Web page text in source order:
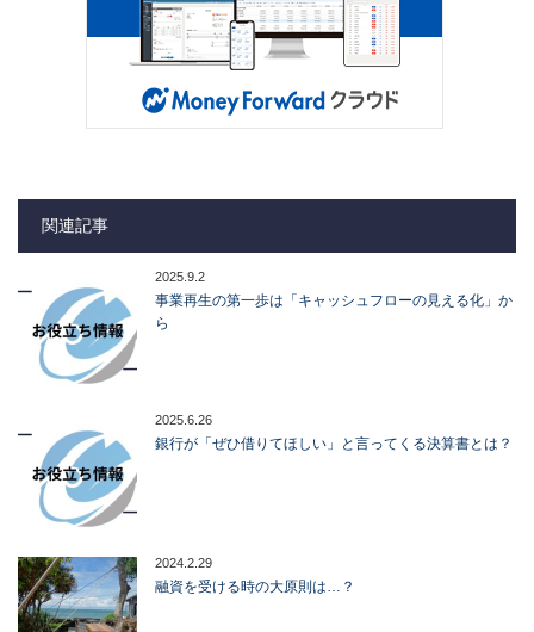
関連記事
2025.9.2
事業再生の第一歩は「キャッシュフローの見える化」か
ら
2025.6.26
銀行が「ぜひ借りてほしい」と言ってくる決算書とは？
2024.2.29
融資を受ける時の大原則は…？